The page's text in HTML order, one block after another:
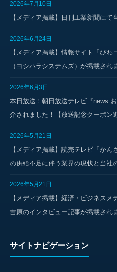
2026年7月10日
【メディア掲載】日刊工業新聞に
2026年6月24日
【メディア掲載】情報サイト「び
（ヨシハラシステムズ）が掲載され
2026年6月3日
本日放送！朝日放送テレビ『news
介されました！【放送記念クーポン
2026年5月21日
【メディア掲載】読売テレビ「か
の供給不足に伴う業界の現状と当社
2026年5月21日
【メディア掲載】経済・ビジネス
吉原のインタビュー記事が掲載され
サイトナビゲーション